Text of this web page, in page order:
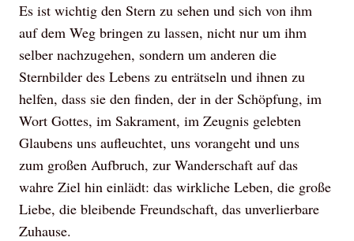
Es ist wichtig den Stern zu sehen und sich von ihm
auf dem Weg bringen zu lassen, nicht nur um ihm
selber nachzugehen, sondern um anderen die
Sternbilder des Lebens zu enträtseln und ihnen zu
helfen, dass sie den finden, der in der Schöpfung, im
Wort Gottes, im Sakrament, im Zeugnis gelebten
Glaubens uns aufleuchtet, uns vorangeht und uns
zum großen Aufbruch, zur Wanderschaft auf das
wahre Ziel hin einlädt: das wirkliche Leben, die große
Liebe, die bleibende Freundschaft, das unverlierbare
Zuhause.